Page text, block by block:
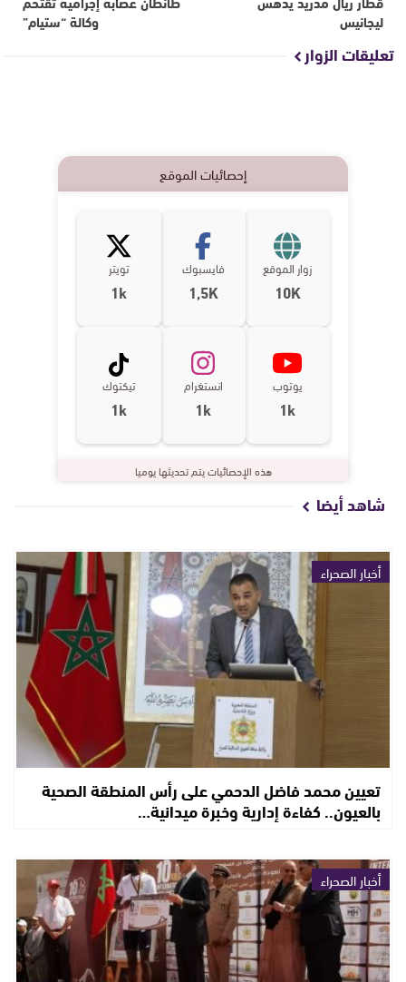
ليجانيس وكالة “ستيام”
تعليقات الزوار
إحصائيات الموقع
زوار الموقع
10K
فايسبوك
1,5K
تويتر
1k
يوتوب
1k
انستغرام
1k
تيكتوك
1k
هذه الإحصائيات يتم تحديثها يوميا
شاهد أيضا
أخبار الصحراء
تعيين محمد فاضل الدحمي على رأس المنطقة الصحية
بالعيون.. كفاءة إدارية وخبرة ميدانية…
أخبار الصحراء